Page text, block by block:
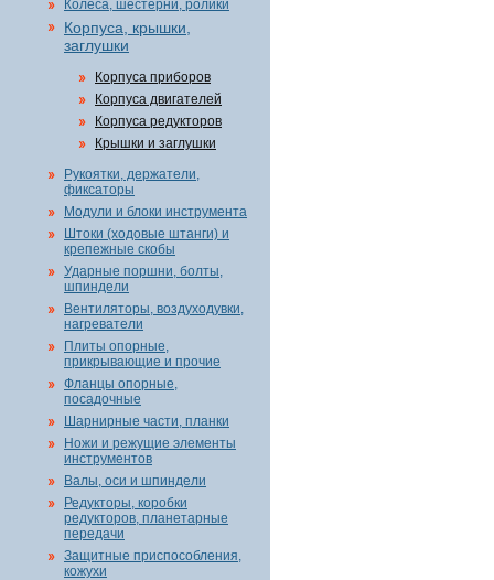
Колеса, шестерни, ролики
Корпуса, крышки,
заглушки
Корпуса приборов
Корпуса двигателей
Корпуса редукторов
Крышки и заглушки
Рукоятки, держатели,
фиксаторы
Модули и блоки инструмента
Штоки (ходовые штанги) и
крепежные скобы
Ударные поршни, болты,
шпиндели
Вентиляторы, воздуходувки,
нагреватели
Плиты опорные,
прикрывающие и прочие
Фланцы опорные,
посадочные
Шарнирные части, планки
Ножи и режущие элементы
инструментов
Валы, оси и шпиндели
Редукторы, коробки
редукторов, планетарные
передачи
Защитные приспособления,
кожухи